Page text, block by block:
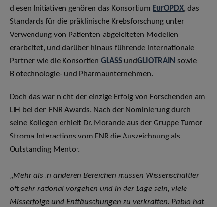
diesen Initiativen gehören das Konsortium EurOPDX, das
Standards für die präklinische Krebsforschung unter
Verwendung von Patienten-abgeleiteten Modellen
erarbeitet, und darüber hinaus führende internationale
Partner wie die Konsortien GLASS undGLIOTRAIN sowie
Biotechnologie- und Pharmaunternehmen.
Doch das war nicht der einzige Erfolg von Forschenden am
LIH bei den FNR Awards. Nach der Nominierung durch
seine Kollegen erhielt Dr. Morande aus der Gruppe Tumor
Stroma Interactions vom FNR die Auszeichnung als
Outstanding Mentor.
„Mehr als in anderen Bereichen müssen Wissenschaftler
oft sehr rational vorgehen und in der Lage sein, viele
Misserfolge und Enttäuschungen zu verkraften. Pablo hat